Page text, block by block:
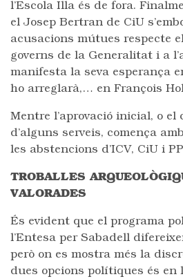
l’Escola Illa és de fora.
el Josep Bertran de CiU
acusacions mútues respecte
governs de la Generalitat i a
manifesta la seva esperança
ho arreglarà,… en François
Mentre l’aprovació inicial, o
d’alguns serveis, comença
les abstencions d’ICV, CiU i
TROBALLES
VALORADES
És evident que el programa
l’Entesa per Sabadell
però on es mostra més la
dues opcions polítiques és